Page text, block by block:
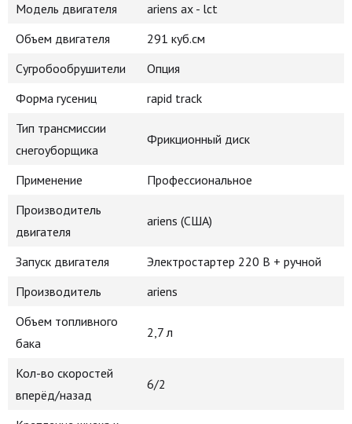
Модель двигателя
ariens ax - lct
Объем двигателя
291 куб.см
Сугробообрушители
Опция
Форма гусениц
rapid track
Тип трансмиссии
снегоуборщика
Фрикционный диск
Применение
Профессиональное
Производитель
двигателя
ariens (США)
Запуск двигателя
Электростартер 220 В + ручной
Производитель
ariens
Объем топливного
бака
2,7 л
Кол-во скоростей
вперёд/назад
6/2